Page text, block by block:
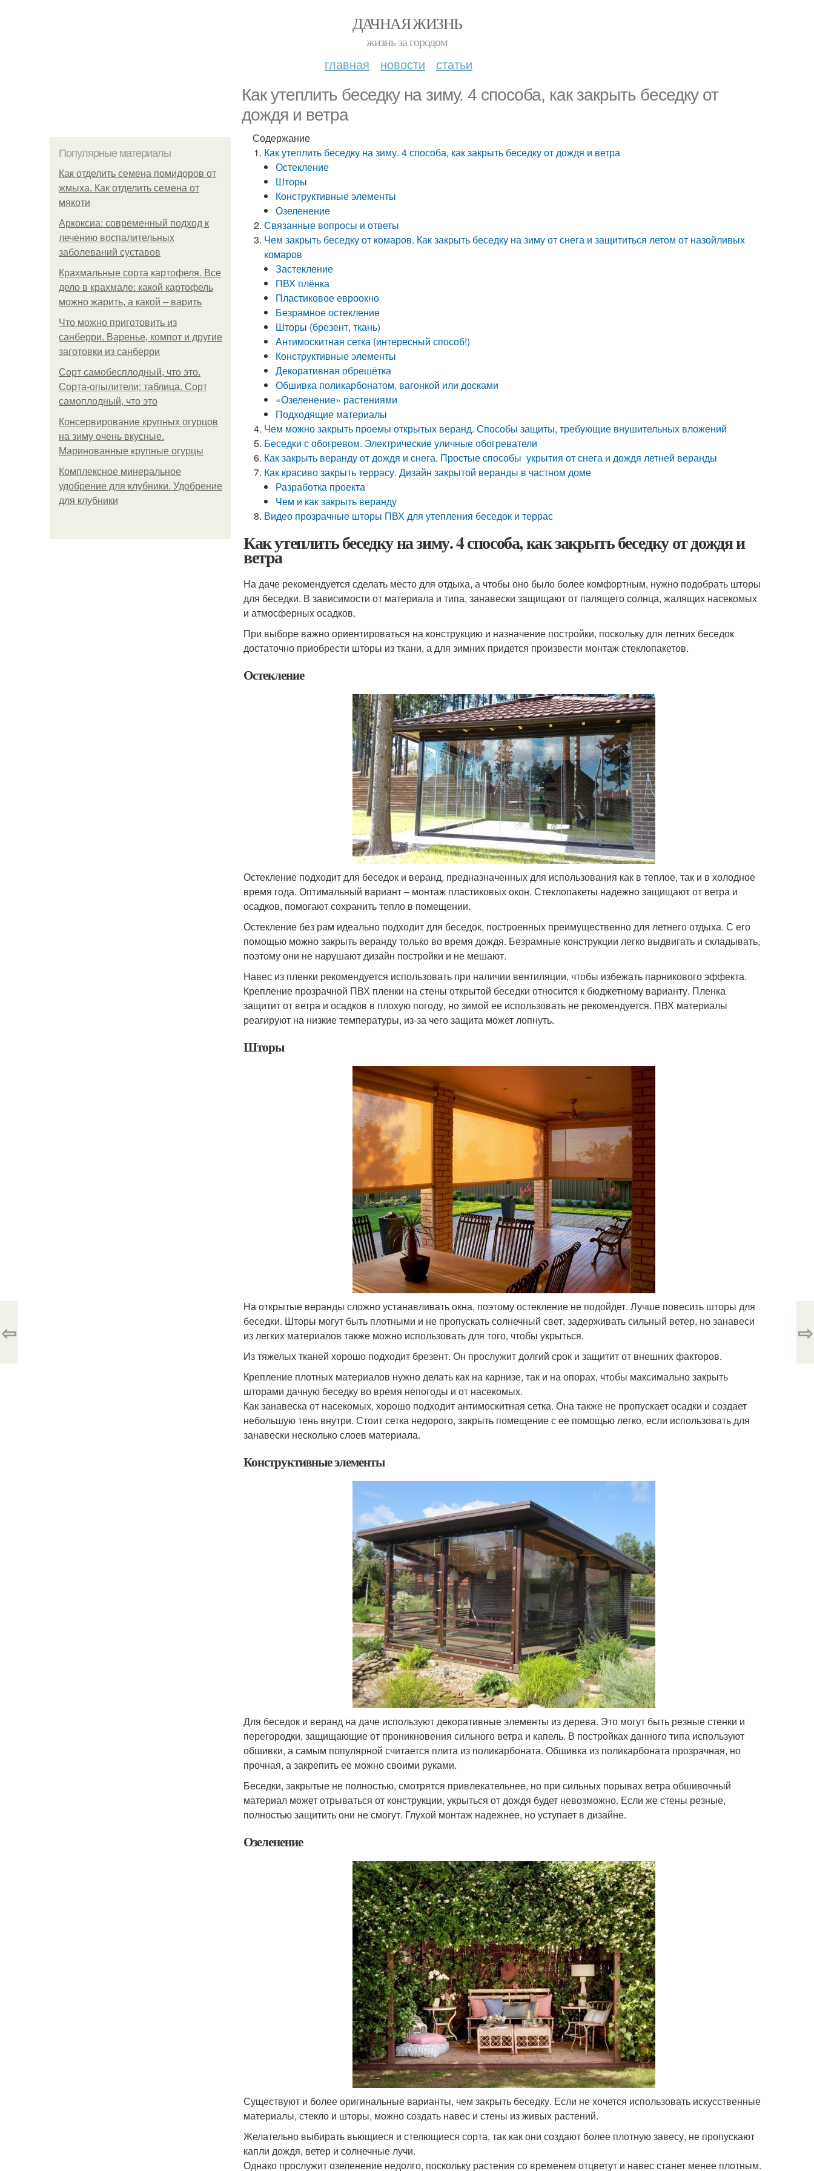
ДАЧНАЯ ЖИЗНЬ
жизнь за городом
главная новости статьи
Как утеплить беседку на зиму. 4 способа, как закрыть беседку от
дождя и ветра
Популярные материалы
Как отделить семена помидоров от
жмыха. Как отделить семена от
мякоти
Аркоксиа: современный подход к
лечению воспалительных
заболеваний суставов
Крахмальные сорта картофеля. Все
дело в крахмале: какой картофель
можно жарить, а какой – варить
Что можно приготовить из
санберри. Варенье, компот и другие
заготовки из санберри
Сорт самобесплодный, что это.
Сорта-опылители: таблица. Сорт
самоплодный, что это
Консервирование крупных огурцов
на зиму очень вкусные.
Маринованные крупные огурцы
Комплексное минеральное
удобрение для клубники. Удобрение
для клубники
Содержание
Как утеплить беседку на зиму. 4 способа, как закрыть беседку от дождя и ветра
Остекление
Шторы
Конструктивные элементы
Озеленение
Связанные вопросы и ответы
Чем закрыть беседку от комаров. Как закрыть беседку на зиму от снега и защититься летом от назойливых
комаров
Застекление
ПВХ плёнка
Пластиковое евроокно
Безрамное остекление
Шторы (брезент, ткань)
Антимоскитная сетка (интересный способ!)
Конструктивные элементы
Декоративная обрешётка
Обшивка поликарбонатом, вагонкой или досками
«Озеленение» растениями
Подходящие материалы
Чем можно закрыть проемы открытых веранд. Способы защиты, требующие внушительных вложений
Беседки с обогревом. Электрические уличные обогреватели
Как закрыть веранду от дождя и снега. Простые способы укрытия от снега и дождя летней веранды
Как красиво закрыть террасу. Дизайн закрытой веранды в частном доме
Разработка проекта
Чем и как закрыть веранду
Видео прозрачные шторы ПВХ для утепления беседок и террас
Как утеплить беседку на зиму. 4 способа, как закрыть беседку от дождя и
ветра
На даче рекомендуется сделать место для отдыха, а чтобы оно было более комфортным, нужно подобрать шторы
для беседки. В зависимости от материала и типа, занавески защищают от палящего солнца, жалящих насекомых
и атмосферных осадков.
При выборе важно ориентироваться на конструкцию и назначение постройки, поскольку для летних беседок
достаточно приобрести шторы из ткани, а для зимних придется произвести монтаж стеклопакетов.
Остекление
Остекление подходит для беседок и веранд, предназначенных для использования как в теплое, так и в холодное
время года. Оптимальный вариант – монтаж пластиковых окон. Стеклопакеты надежно защищают от ветра и
осадков, помогают сохранить тепло в помещении.
Остекление без рам идеально подходит для беседок, построенных преимущественно для летнего отдыха. С его
помощью можно закрыть веранду только во время дождя. Безрамные конструкции легко выдвигать и складывать,
поэтому они не нарушают дизайн постройки и не мешают.
Навес из пленки рекомендуется использовать при наличии вентиляции, чтобы избежать парникового эффекта.
Крепление прозрачной ПВХ пленки на стены открытой беседки относится к бюджетному варианту. Пленка
защитит от ветра и осадков в плохую погоду, но зимой ее использовать не рекомендуется. ПВХ материалы
реагируют на низкие температуры, из-за чего защита может лопнуть.
Шторы
На открытые веранды сложно устанавливать окна, поэтому остекление не подойдет. Лучше повесить шторы для
беседки. Шторы могут быть плотными и не пропускать солнечный свет, задерживать сильный ветер, но занавеси
из легких материалов также можно использовать для того, чтобы укрыться.
Из тяжелых тканей хорошо подходит брезент. Он прослужит долгий срок и защитит от внешних факторов.
Крепление плотных материалов нужно делать как на карнизе, так и на опорах, чтобы максимально закрыть
шторами дачную беседку во время непогоды и от насекомых.
Как занавеска от насекомых, хорошо подходит антимоскитная сетка. Она также не пропускает осадки и создает
небольшую тень внутри. Стоит сетка недорого, закрыть помещение с ее помощью легко, если использовать для
занавески несколько слоев материала.
Конструктивные элементы
Для беседок и веранд на даче используют декоративные элементы из дерева. Это могут быть резные стенки и
перегородки, защищающие от проникновения сильного ветра и капель. В постройках данного типа используют
обшивки, а самым популярной считается плита из поликарбоната. Обшивка из поликарбоната прозрачная, но
прочная, а закрепить ее можно своими руками.
Беседки, закрытые не полностью, смотрятся привлекательнее, но при сильных порывах ветра обшивочный
материал может отрываться от конструкции, укрыться от дождя будет невозможно. Если же стены резные,
полностью защитить они не смогут. Глухой монтаж надежнее, но уступает в дизайне.
Озеленение
Существуют и более оригинальные варианты, чем закрыть беседку. Если не хочется использовать искусственные
материалы, стекло и шторы, можно создать навес и стены из живых растений.
Желательно выбирать вьющиеся и стелющиеся сорта, так как они создают более плотную завесу, не пропускают
капли дождя, ветер и солнечные лучи.
Однако прослужит озеленение недолго, поскольку растения со временем отцветут и навес станет менее плотным.
⇦ ⇨